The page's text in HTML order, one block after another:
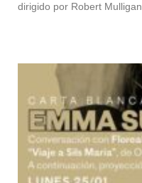
dirigido por Robert Mulligan.